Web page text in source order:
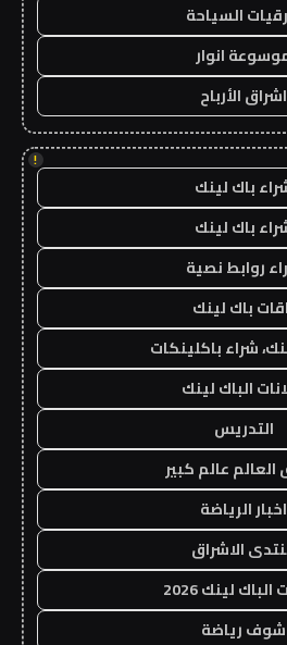
السياحة
انوار
اشراق الأرباح
!
باك لينك
باك لينك
روابط نصية
باك لينك
شراء باكلينكات
الباك لينك
التدريس
العالم عالم كبير
اخبار الرياضة
الاشراق
الباك لينك 2026
شوف رياضة